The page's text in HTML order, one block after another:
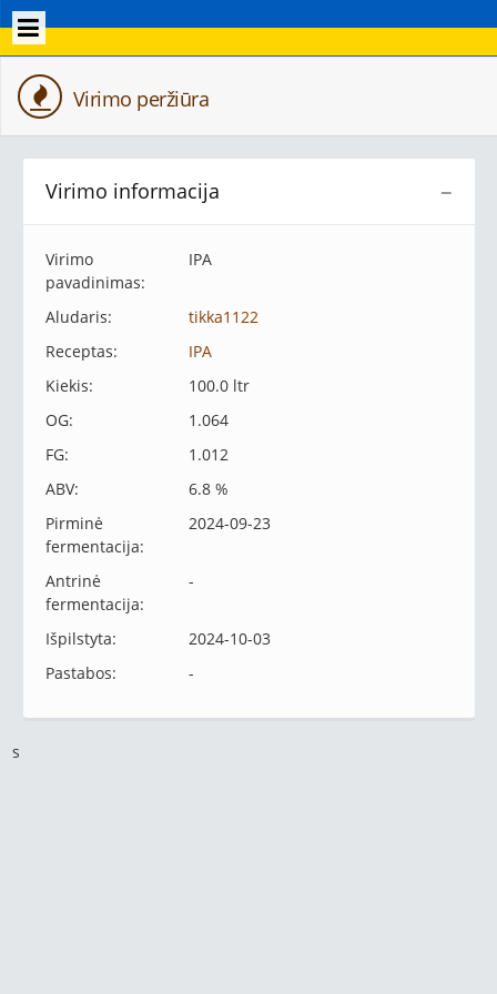
Virimo peržiūra
−
Virimo informacija
Virimo
pavadinimas:
IPA
Aludaris:
tikka1122
Receptas:
IPA
Kiekis:
100.0 ltr
OG:
1.064
FG:
1.012
ABV:
6.8 %
Pirminė
fermentacija:
2024-09-23
Antrinė
fermentacija:
-
Išpilstyta:
2024-10-03
Pastabos:
-
s